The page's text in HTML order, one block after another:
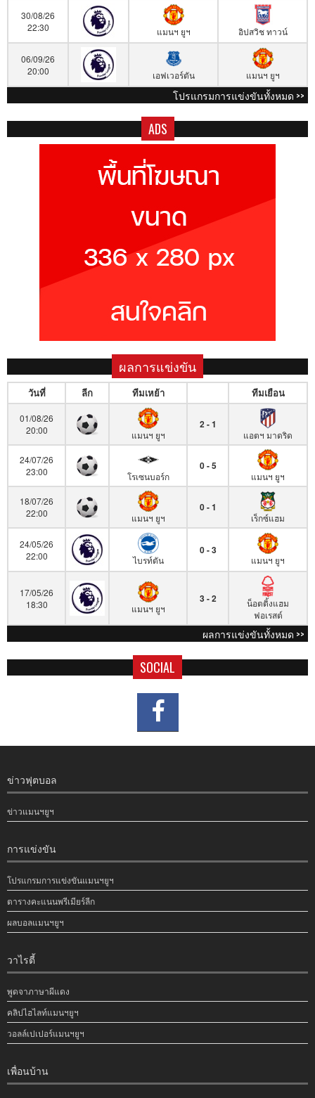
30/08/26
22:30
แมนฯ ยูฯ อิปสวิช ทาวน์
06/09/26
20:00
เอฟเวอร์ตัน แมนฯ ยูฯ
โปรแกรมการแข่งขันทั้งหมด >>
ADS
ผลการแข่งขัน
วันที่ ลีก ทีมเหย้า ทีมเยือน
01/08/26
20:00
แมนฯ ยูฯ
2 - 1
แอตฯ มาดริด
24/07/26
23:00
โรเซนบอร์ก
0 - 5
แมนฯ ยูฯ
18/07/26
22:00
แมนฯ ยูฯ
0 - 1
เร็กซ์แฮม
24/05/26
22:00
ไบรท์ตัน
0 - 3
แมนฯ ยูฯ
17/05/26
18:30
แมนฯ ยูฯ
3 - 2
น็อตติ้งแฮม
ฟอเรสต์
ผลการแข่งขันทั้งหมด >>
SOCIAL
ข่าวฟุตบอล
ข่าวแมนฯยูฯ
การแข่งขัน
โปรแกรมการแข่งขันแมนฯยูฯ
ตารางคะแนนพรีเมียร์ลีก
ผลบอลแมนฯยูฯ
วาไรตี้
พูดจาภาษาผีแดง
คลิปไฮไลท์แมนฯยูฯ
วอลล์เปเปอร์แมนฯยูฯ
เพื่อนบ้าน